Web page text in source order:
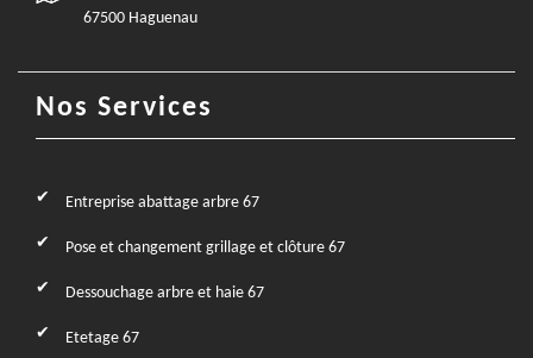
67500 Haguenau
Nos Services
Entreprise abattage arbre 67
Pose et changement grillage et clôture 67
Dessouchage arbre et haie 67
Etetage 67